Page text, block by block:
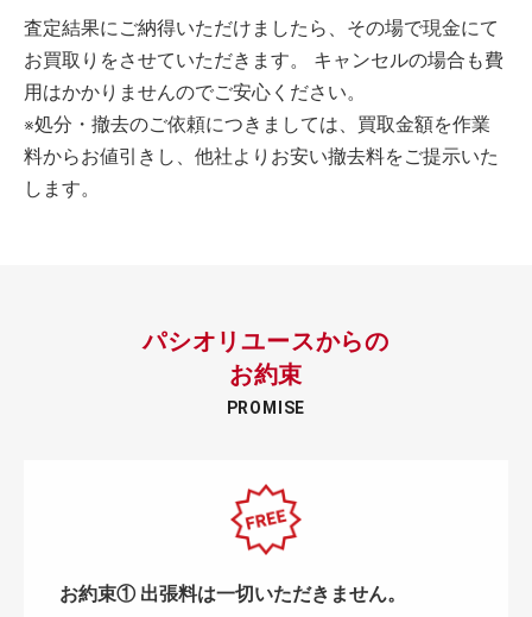
査定結果にご納得いただけましたら、その場で現金にて
お買取りをさせていただきます。 キャンセルの場合も費
用はかかりませんのでご安心ください。
※処分・撤去のご依頼につきましては、買取金額を作業
料からお値引きし、他社よりお安い撤去料をご提示いた
します。
パシオリユースからの
お約束
PROMISE
お約束① 出張料は一切いただきません。